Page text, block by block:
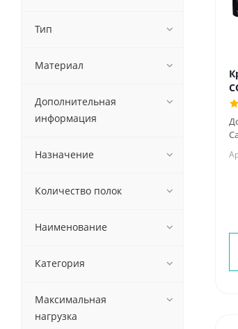
Trone
СИГНАЛ ELECTRONICS
Урал(3)
Тип
Материал
Дополнительная
информация
Назначение
Количество полок
Наименование
Категория
Максимальная
нагрузка